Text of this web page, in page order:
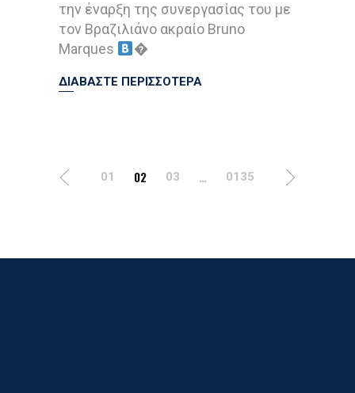
την έναρξη της συνεργασίας του με
τον Βραζιλιάνο ακραίο Bruno
Marques
�
ΔΙΑΒΑΣΤΕ ΠΕΡΙΣΣΟΤΕΡΑ
Posts
01 02 03 … 0135